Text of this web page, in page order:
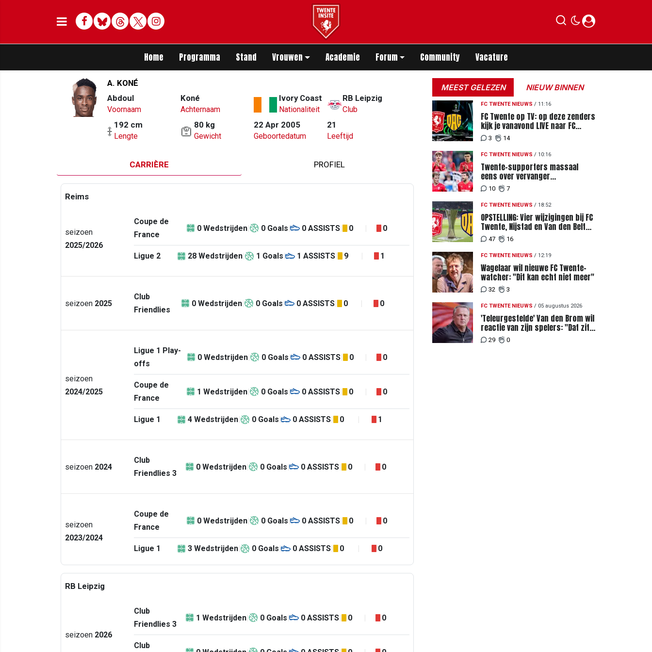
Facebook
BlueskyThreadsTwitterDelen op Whatsapp
Home Programma Stand Vrouwen Academie Forum Community Vacature
A. KONÉ
Abdoul
Voornaam
Koné
Achternaam
Ivory Coast
Nationaliteit
RB Leipzig
Club
192 cm
Lengte
80 kg
Gewicht
22 Apr 2005
Geboortedatum
21
Leeftijd
CARRIÈRE PROFIEL
Reims
seizoen
2025/2026
Coupe de
France
0 Wedstrijden 0 Goals 0 ASSISTS 0 0
Ligue 2 28 Wedstrijden 1 Goals 1 ASSISTS 9 1
seizoen 2025
Club
Friendlies
0 Wedstrijden 0 Goals 0 ASSISTS 0 0
seizoen
2024/2025
Ligue 1 Play-
offs
0 Wedstrijden 0 Goals 0 ASSISTS 0 0
Coupe de
France
1 Wedstrijden 0 Goals 0 ASSISTS 0 0
Ligue 1 4 Wedstrijden 0 Goals 0 ASSISTS 0 1
seizoen 2024
Club
Friendlies 3
0 Wedstrijden 0 Goals 0 ASSISTS 0 0
seizoen
2023/2024
Coupe de
France
0 Wedstrijden 0 Goals 0 ASSISTS 0 0
Ligue 1 3 Wedstrijden 0 Goals 0 ASSISTS 0 0
RB Leipzig
seizoen 2026
Club
Friendlies 3
1 Wedstrijden 0 Goals 0 ASSISTS 0 0
Club
MEEST GELEZEN NIEUW BINNEN
FC TWENTE NIEUWS / 11:16
FC Twente op TV: op deze zenders
kijk je vanavond LIVE naar FC
Twente - FC DAC 04
3 14
FC TWENTE NIEUWS / 10:16
Twente-supporters massaal
eens over vervanger
geblesseerde Lemkin tegen FC
DAC 04
10 7
FC TWENTE NIEUWS / 18:52
OPSTELLING: Vier wijzigingen bij FC
Twente, Nijstad en Van den Belt
ontbreken in de basis
47 16
FC TWENTE NIEUWS / 12:19
Wagelaar wil nieuwe FC Twente-
watcher: "Dit kan echt niet meer"
32 3
FC TWENTE NIEUWS / 05 augustus 2026
'Teleurgestelde' Van den Brom wil
reactie van zijn spelers: "Dat zit
bij mij het meeste diep"
29 0